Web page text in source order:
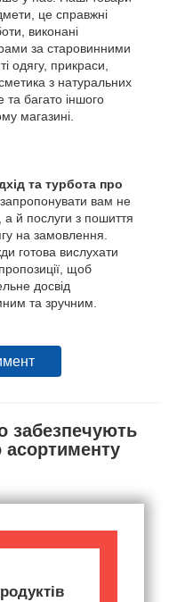
це справжні
виконані
за старовинними
одягу, прикраси,
з натуральних
та багато іншого
магазині.
та турбота про
вам не
а й послуги з пошиття
на замовлення.
готова вислухати
щоб
досвід
та зручним.
забезпечують
асортименту